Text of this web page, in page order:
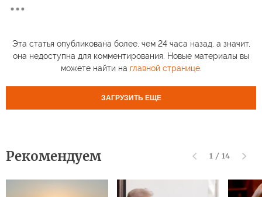
Эта статья опубликована более, чем 24 часа назад, а значит,
она недоступна для комментирования. Новые материалы вы
можете найти на главной странице.
ЗАГРУЗИТЬ ЕЩЕ
Рекомендуем 1 / 14